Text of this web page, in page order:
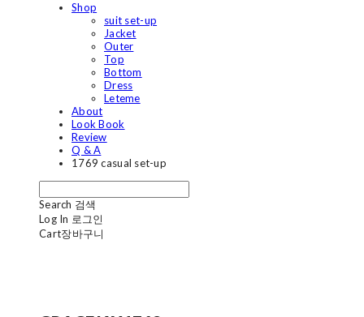
Shop
suit set-up
Jacket
Outer
Top
Bottom
Dress
Leteme
About
Look Book
Review
Q & A
1769 casual set-up
Search 검색
Log In 로그인
Cart장바구니